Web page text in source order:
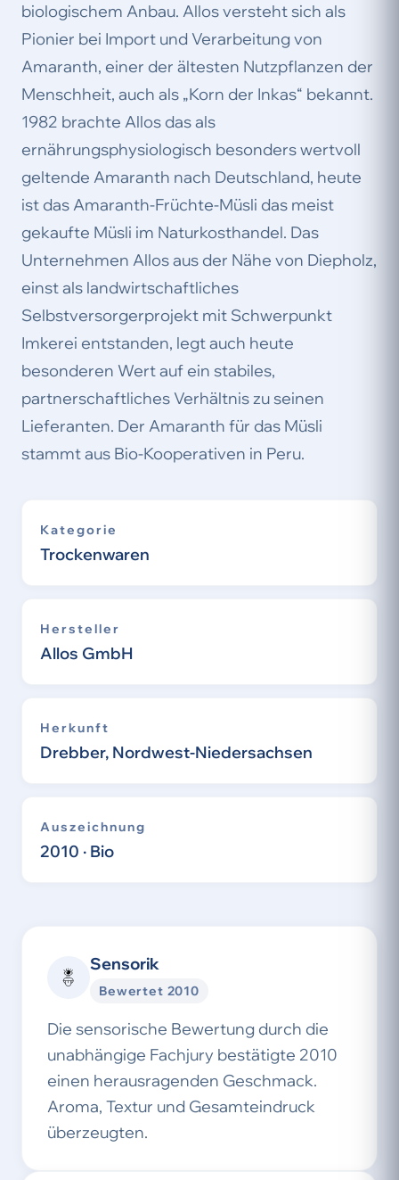
biologischem Anbau. Allos versteht sich als
Pionier bei Import und Verarbeitung von
Amaranth, einer der ältesten Nutzpflanzen der
Menschheit, auch als „Korn der Inkas“ bekannt.
1982 brachte Allos das als
ernährungsphysiologisch besonders wertvoll
geltende Amaranth nach Deutschland, heute
ist das Amaranth-Früchte-Müsli das meist
gekaufte Müsli im Naturkosthandel. Das
Unternehmen Allos aus der Nähe von Diepholz,
einst als landwirtschaftliches
Selbstversorgerprojekt mit Schwerpunkt
Imkerei entstanden, legt auch heute
besonderen Wert auf ein stabiles,
partnerschaftliches Verhältnis zu seinen
Lieferanten. Der Amaranth für das Müsli
stammt aus Bio-Kooperativen in Peru.
Kategorie
Trockenwaren
Hersteller
Allos GmbH
Herkunft
Drebber, Nordwest-Niedersachsen
Auszeichnung
2010 · Bio
Sensorik
Bewertet 2010
Die sensorische Bewertung durch die
unabhängige Fachjury bestätigte 2010
einen herausragenden Geschmack.
Aroma, Textur und Gesamteindruck
überzeugten.